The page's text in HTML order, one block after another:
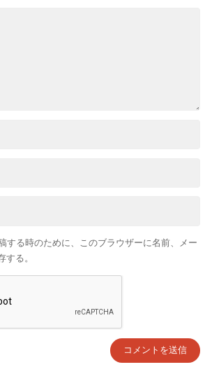
する時のために、このブラウザーに名前、メー
する。